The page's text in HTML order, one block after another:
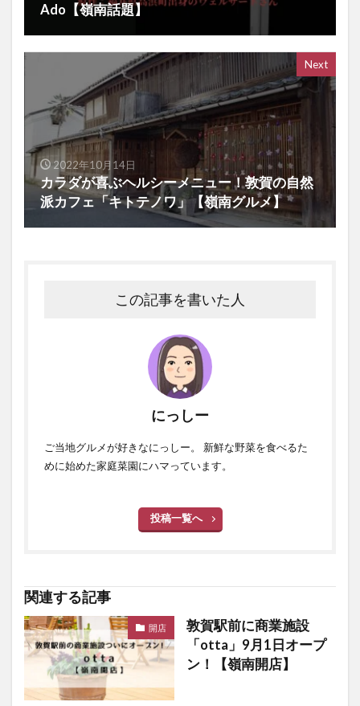
Ado【嶺南話題】
Next
2022年10月14日
カラダが喜ぶヘルシーメニュー！敦賀の自然
派カフェ「キトテノワ」【嶺南グルメ】
この記事を書いた人
にっしー
ご当地グルメが好きなにっしー。 新鮮な野菜を食べるた
めに始めた家庭菜園にハマっています。
投稿一覧へ
関連する記事
開店
敦賀駅前に商業施設
「otta」9月1日オープ
ン！【嶺南開店】